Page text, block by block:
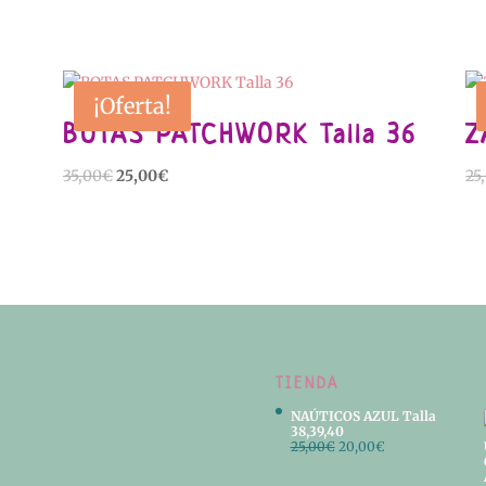
¡Oferta!
BOTAS PATCHWORK Talla 36
35,00€El
25,00€El
TIENDA
NAÚTICOS AZUL Talla
38,39,40
25,00€ El
20,00€El